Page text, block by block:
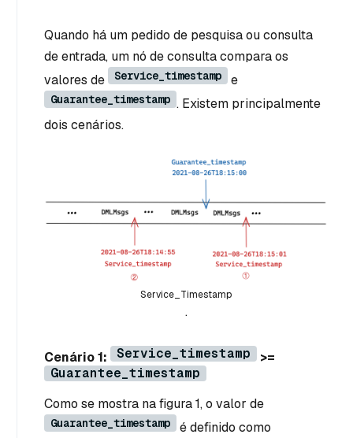
Quando há um pedido de pesquisa ou consulta
de entrada, um nó de consulta compara os
valores de
Service_timestamp e
Guarantee_timestamp . Existem principalmente
dois cenários.
Service_Timestamp
.
Cenário 1: Service_timestamp
>=
Guarantee_timestamp
Como se mostra na figura 1, o valor de
Guarantee_timestamp é definido como